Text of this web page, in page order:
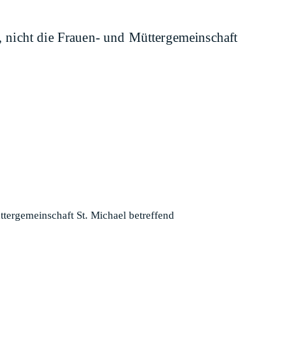
die Frauen- und Müttergemeinschaft
St. Michael betreffend